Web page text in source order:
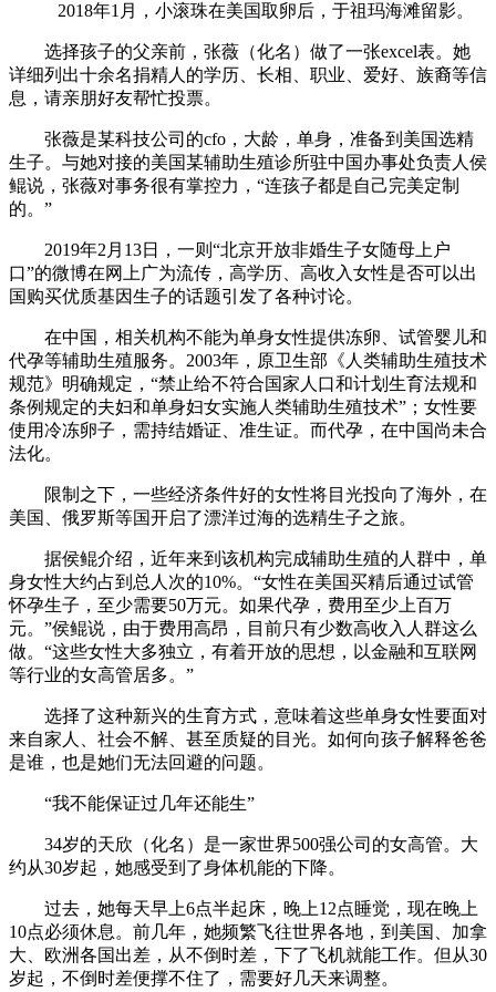
2018年1月，小滚珠在美国取卵后，于祖玛海滩留影。
选择孩子的父亲前，张薇（化名）做了一张excel表。她
详细列出十余名捐精人的学历、长相、职业、爱好、族裔等信
息，请亲朋好友帮忙投票。
张薇是某科技公司的cfo，大龄，单身，准备到美国选精
生子。与她对接的美国某辅助生殖诊所驻中国办事处负责人侯
鲲说，张薇对事务很有掌控力，“连孩子都是自己完美定制
的。”
2019年2月13日，一则“北京开放非婚生子女随母上户
口”的微博在网上广为流传，高学历、高收入女性是否可以出
国购买优质基因生子的话题引发了各种讨论。
在中国，相关机构不能为单身女性提供冻卵、试管婴儿和
代孕等辅助生殖服务。2003年，原卫生部《人类辅助生殖技术
规范》明确规定，“禁止给不符合国家人口和计划生育法规和
条例规定的夫妇和单身妇女实施人类辅助生殖技术”；女性要
使用冷冻卵子，需持结婚证、准生证。而代孕，在中国尚未合
法化。
限制之下，一些经济条件好的女性将目光投向了海外，在
美国、俄罗斯等国开启了漂洋过海的选精生子之旅。
据侯鲲介绍，近年来到该机构完成辅助生殖的人群中，单
身女性大约占到总人次的10%。“女性在美国买精后通过试管
怀孕生子，至少需要50万元。如果代孕，费用至少上百万
元。”侯鲲说，由于费用高昂，目前只有少数高收入人群这么
做。“这些女性大多独立，有着开放的思想，以金融和互联网
等行业的女高管居多。”
选择了这种新兴的生育方式，意味着这些单身女性要面对
来自家人、社会不解、甚至质疑的目光。如何向孩子解释爸爸
是谁，也是她们无法回避的问题。
“我不能保证过几年还能生”
34岁的天欣（化名）是一家世界500强公司的女高管。大
约从30岁起，她感受到了身体机能的下降。
过去，她每天早上6点半起床，晚上12点睡觉，现在晚上
10点必须休息。前几年，她频繁飞往世界各地，到美国、加拿
大、欧洲各国出差，从不倒时差，下了飞机就能工作。但从30
岁起，不倒时差便撑不住了，需要好几天来调整。